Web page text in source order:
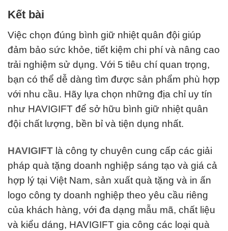
Kết bài
Việc chọn đúng bình giữ nhiệt quân đội giúp
đảm bảo sức khỏe, tiết kiệm chi phí và nâng cao
trải nghiệm sử dụng. Với 5 tiêu chí quan trọng,
bạn có thể dễ dàng tìm được sản phẩm phù hợp
với nhu cầu. Hãy lựa chọn những địa chỉ uy tín
như HAVIGIFT để sở hữu bình giữ nhiệt quân
đội chất lượng, bền bỉ và tiện dụng nhất.
HAVIGIFT là công ty chuyên cung cấp các giải
pháp quà tặng doanh nghiệp sáng tạo và giá cả
hợp lý tại Việt Nam, sản xuất quà tặng và in ấn
logo công ty doanh nghiệp theo yêu cầu riêng
của khách hàng, với đa dạng mẫu mã, chất liệu
và kiểu dáng, HAVIGIFT gia công các loại quà